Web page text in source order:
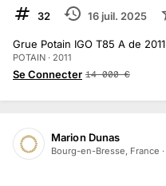
TERMINÉ32 16 juil. 2025
Grue Potain IGO T85 A de 2011
POTAIN · 2011
Se Connecter 14 000 €
Marion Dunas
Bourg-en-Bresse, France ·